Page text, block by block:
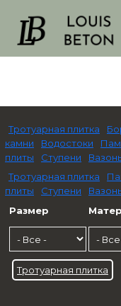
Тротуарная плитка
камни
Водостоки
плиты
Ступени
Тротуарная плитка
плиты
Ступени
Размер
Тротуарная плитка